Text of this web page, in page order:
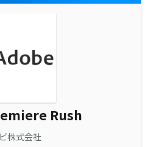
Rush
株式会社